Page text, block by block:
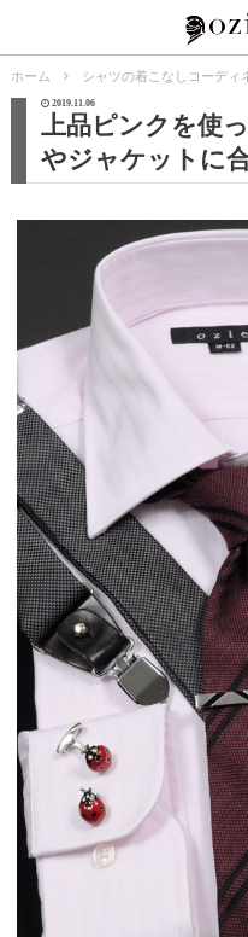
ホーム シャツの着こなしコーディ
2019.11.06
上品ピンクを使
やジャケットに